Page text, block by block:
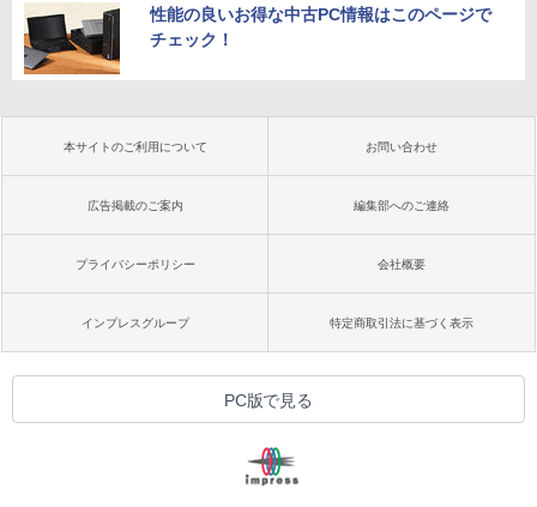
性能の良いお得な中古PC情報はこのページで
チェック！
本サイトのご利用について お問い合わせ
広告掲載のご案内 編集部へのご連絡
プライバシーポリシー 会社概要
インプレスグループ 特定商取引法に基づく表示
PC版で見る